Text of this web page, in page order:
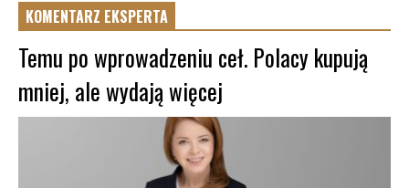
KOMENTARZ EKSPERTA
Temu po wprowadzeniu ceł. Polacy kupują
mniej, ale wydają więcej